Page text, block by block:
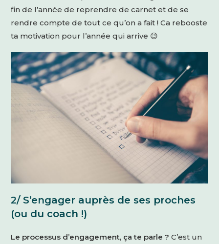
fin de l’année de reprendre de carnet et de se
rendre compte de tout ce qu’on a fait ! Ca rebooste
ta motivation pour l’année qui arrive 😉
2/ S’engager auprès de ses proches
(ou du coach !)
Le processus d’engagement, ça te parle ? C’est un